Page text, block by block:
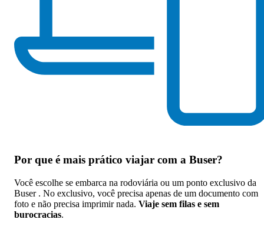
Por que é mais prático viajar com a Buser?
Você escolhe se embarca na rodoviária ou um ponto exclusivo da
Buser . No exclusivo, você precisa apenas de um documento com
foto e não precisa imprimir nada. Viaje sem filas e sem
burocracias.